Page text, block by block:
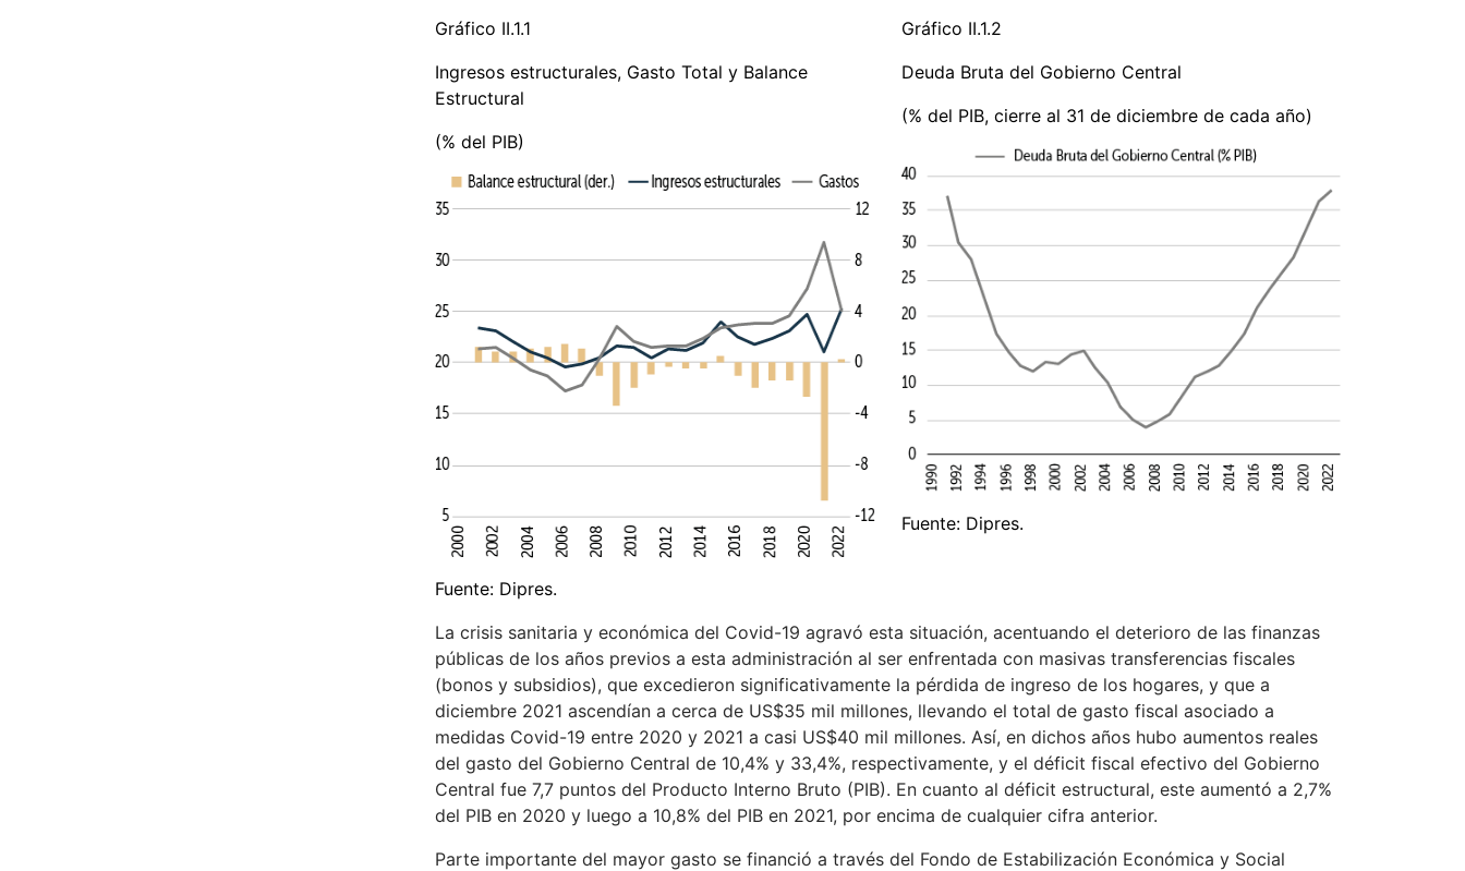
Gráfico II.1.1
Ingresos estructurales, Gasto Total y Balance
Estructural
(% del PIB)
Fuente: Dipres.
Gráfico II.1.2
Deuda Bruta del Gobierno Central
(% del PIB, cierre al 31 de diciembre de cada año)
Fuente: Dipres.
La crisis sanitaria y económica del Covid-19 agravó esta situación, acentuando el deterioro de las finanzas
públicas de los años previos a esta administración al ser enfrentada con masivas transferencias fiscales
(bonos y subsidios), que excedieron significativamente la pérdida de ingreso de los hogares, y que a
diciembre 2021 ascendían a cerca de US$35 mil millones, llevando el total de gasto fiscal asociado a
medidas Covid-19 entre 2020 y 2021 a casi US$40 mil millones. Así, en dichos años hubo aumentos reales
del gasto del Gobierno Central de 10,4% y 33,4%, respectivamente, y el déficit fiscal efectivo del Gobierno
Central fue 7,7 puntos del Producto Interno Bruto (PIB). En cuanto al déficit estructural, este aumentó a 2,7%
del PIB en 2020 y luego a 10,8% del PIB en 2021, por encima de cualquier cifra anterior.
Parte importante del mayor gasto se financió a través del Fondo de Estabilización Económica y Social